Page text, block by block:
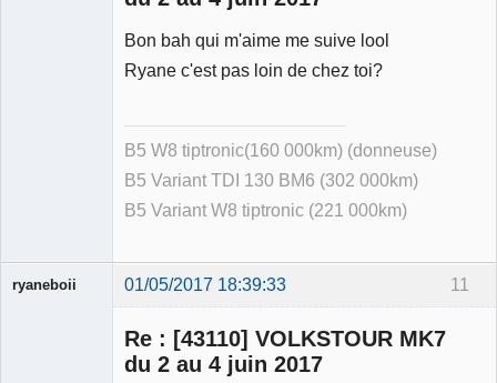
Bon bah qui m'aime me suive lool
Ryane c'est pas loin de chez toi?
B5 W8 tiptronic(160 000km) (donneuse)
B5 Variant TDI 130 BM6 (302 000km)
B5 Variant W8 tiptronic (221 000km)
11
ryaneboii 01/05/2017 18:39:33
Re : [43110] VOLKSTOUR MK7
du 2 au 4 juin 2017